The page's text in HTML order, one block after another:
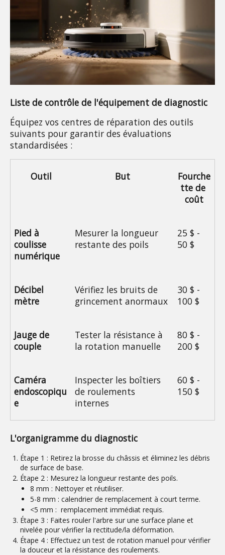
Liste de contrôle de l'équipement de diagnostic
Équipez vos centres de réparation des outils
suivants pour garantir des évaluations
standardisées :
Outil But
Fourche
tte de
coût
Pied à
coulisse
numérique
Mesurer la longueur
restante des poils
25 $ -
50 $
Décibel
mètre
Vérifiez les bruits de
grincement anormaux
30 $ -
100 $
Jauge de
couple
Tester la résistance à
la rotation manuelle
80 $ -
200 $
Caméra
endoscopiqu
e
Inspecter les boîtiers
de roulements
internes
60 $ -
150 $
L'organigramme du diagnostic
Étape 1 : Retirez la brosse du châssis et éliminez les débris
de surface de base.
Étape 2 : Mesurez la longueur restante des poils.
8 mm : Nettoyer et réutiliser.
5-8 mm : calendrier de remplacement à court terme.
<5 mm : remplacement immédiat requis.
Étape 3 : Faites rouler l'arbre sur une surface plane et
nivelée pour vérifier la rectitude/la déformation.
Étape 4 : Effectuez un test de rotation manuel pour vérifier
la douceur et la résistance des roulements.